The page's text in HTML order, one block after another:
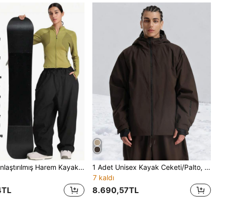
1 Adet Kalınlaştırılmış Harem Kayak Pantolonu, Unisex Bol Geniş Paça Kesim, Ayarlanabilir Bağcıklı Bel ve Fermuarlı Depolama Cepleri ile Donatılmış, Güçlendirilmiş Dikişli, Çiftlere Uygun Eşleşen Stil, Snowboard, Günlük Spor ve Dış Mekan Kullanımı İçin Fonksiyonel Kar Pantolonu, Erkek ve Kadın
1 Adet Unisex Kayak Ceketi/Palto, Koltuk Altı Havalandırma Fermuarlı ve Kaybolma Önleyici Fermuarlı Cepli Kışlık Kapüşonlu Ceket, Erkek Snowboard Üstü, Outdoor Sporlar ve Kış Kayakçılığına Uygun, Güçlendirilmiş Yapı, Fonksiyonel Kayak Ekipmanı, Kar Ekipmanı
7 kaldı
8.690,57TL